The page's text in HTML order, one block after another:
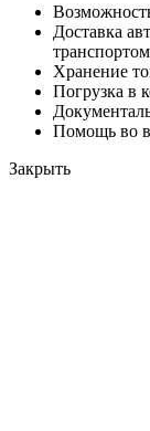
Доставка
Хранение
Погрузка в
Помощь во
Закрыть